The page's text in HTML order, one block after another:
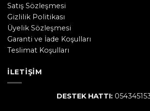
Satış Sözleşmesi
Gizlilik Politikası
Üyelik Sözleşmesi
Garanti ve İade Koşulları
Teslimat Koşulları
İLETIŞIM
DESTEK HATTI: